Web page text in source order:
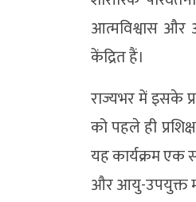
आत्मविश्वास और
केंद्रित हैं।
राज्यभर में इसके
को पहले ही
यह कार्यक्रम एक
और आयु-उपयुक्त